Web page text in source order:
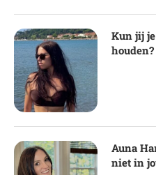
Kun jij
houden?
Auna
niet in